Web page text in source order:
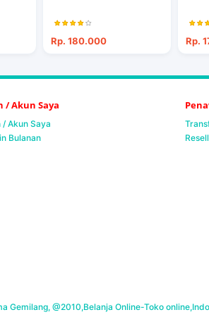
Rp. 180.000 Rp.
/ Akun Saya
/ Akun Saya
Bulanan
Gemilang, @2010,Belanja Online-Toko